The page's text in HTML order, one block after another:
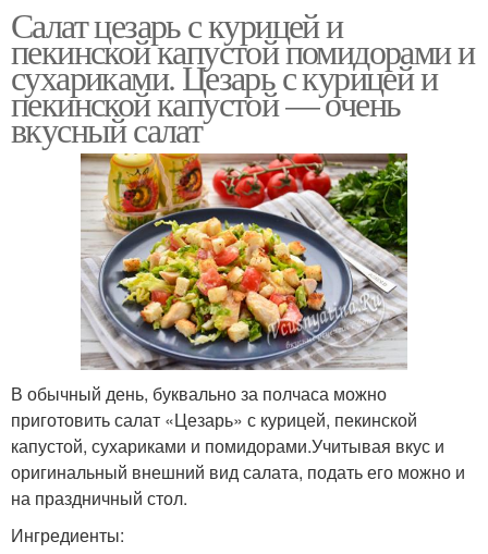
Салат цезарь с курицей и
пекинской капустой помидорами и
сухариками. Цезарь с курицей и
пекинской капустой — очень
вкусный салат
В обычный день, буквально за полчаса можно
приготовить салат «Цезарь» с курицей, пекинской
капустой, сухариками и помидорами.Учитывая вкус и
оригинальный внешний вид салата, подать его можно и
на праздничный стол.
Ингредиенты: